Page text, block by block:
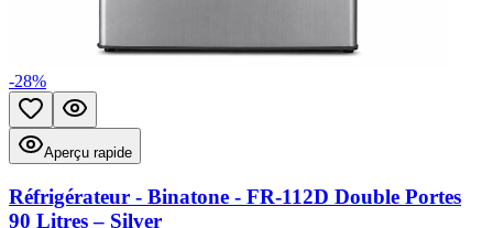
-28%
Ajouter aux favoris
Aperçu rapide
Réfrigérateur - Binatone - FR-112D Double Portes
90 Litres – Silver